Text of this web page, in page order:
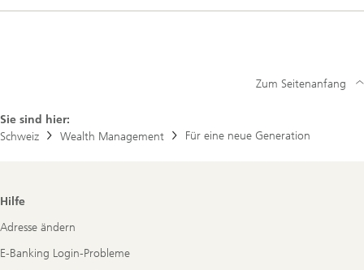
Sie sind hier:
Schweiz
Wealth Management Für eine neue Generation
Zum Seitenanfang
Footer
Hilfe
Adresse ändern
E-Banking Login-Probleme